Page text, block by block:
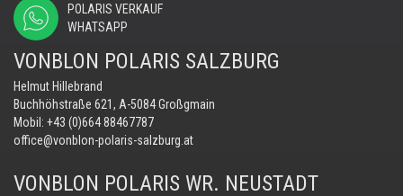
POLARIS VERKAUF
WHATSAPP
VONBLON POLARIS SALZBURG
Helmut Hillebrand
Buchhöhstraße 621, A-5084 Großgmain
Mobil: +43 (0)664 88467787
office@vonblon-polaris-salzburg.at
VONBLON POLARIS WR. NEUSTADT